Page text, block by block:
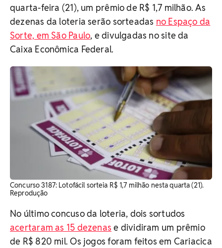
quarta-feira (21), um prêmio de R$ 1,7 milhão. As
dezenas da loteria serão sorteadas no Espaço da
Sorte, em São Paulo, e divulgadas no site da
Caixa Econômica Federal.
Concurso 3187: Lotofácil sorteia R$ 1,7 milhão nesta quarta (21).
Reprodução
No último concuso da loteria, dois sortudos
acertaram as 15 dezenas e dividiram um prêmio
de R$ 820 mil. Os jogos foram feitos em Cariacica